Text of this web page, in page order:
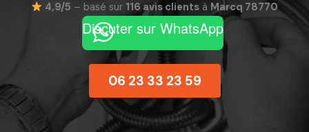
4,9/5 – basé sur 116 avis clients à Marcq 78770
Discuter sur WhatsApp
06 23 33 23 59